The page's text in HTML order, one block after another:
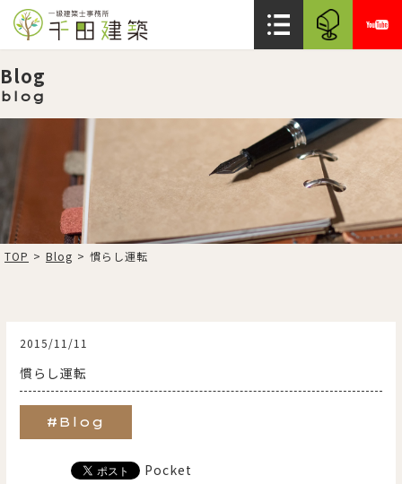
Blog
blog
TOP > Blog > 慣らし運転
2015/11/11
慣らし運転
#Blog
Pocket